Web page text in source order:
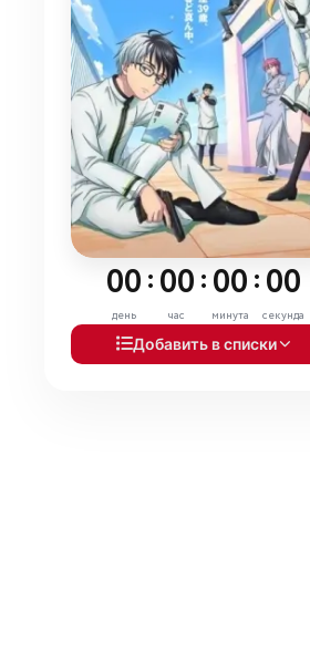
00
день
:00
час
:00
минута
:00
секунда
Добавить в списки